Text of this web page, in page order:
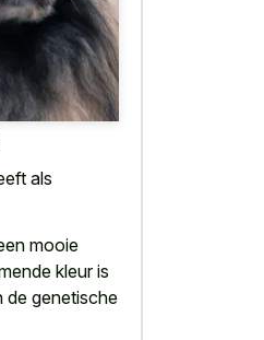
als
mooie
kleur is
de genetische